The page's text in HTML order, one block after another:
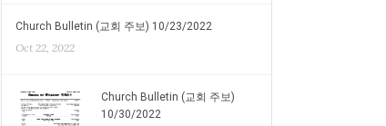
Church Bulletin (교회 주보) 10/23/2022
Oct 22, 2022
Church Bulletin (교회 주보)
10/30/2022